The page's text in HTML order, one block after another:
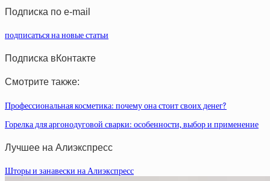
Подписка по e-mail
подписаться на новые статьи
Подписка вКонтакте
Смотрите также:
Профессиональная косметика: почему она стоит своих денег?
Горелка для аргонодуговой сварки: особенности, выбор и применение
Лучшее на Алиэкспресс
Шторы и занавески на Алиэкспресс